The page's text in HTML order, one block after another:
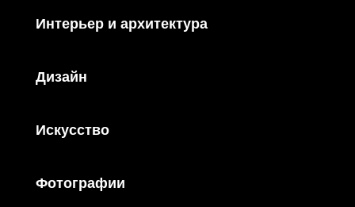
Интерьер и архитектура
Дизайн
Искусство
Фотографии